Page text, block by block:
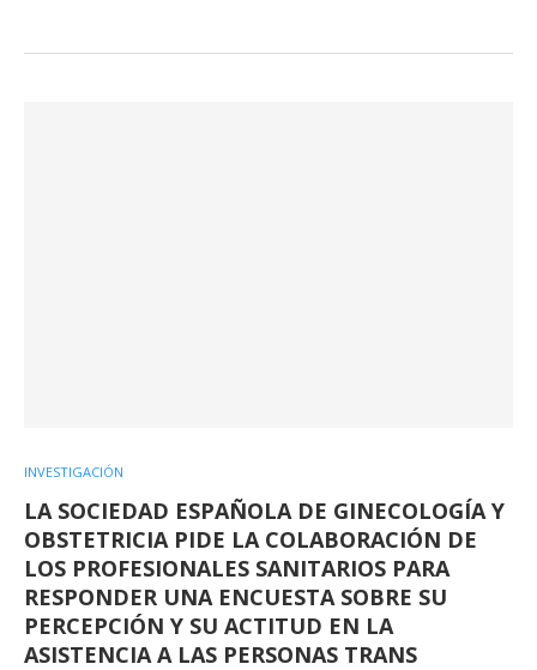
INVESTIGACIÓN
LA SOCIEDAD ESPAÑOLA DE GINECOLOGÍA Y
OBSTETRICIA PIDE LA COLABORACIÓN DE
LOS PROFESIONALES SANITARIOS PARA
RESPONDER UNA ENCUESTA SOBRE SU
PERCEPCIÓN Y SU ACTITUD EN LA
ASISTENCIA A LAS PERSONAS TRANS